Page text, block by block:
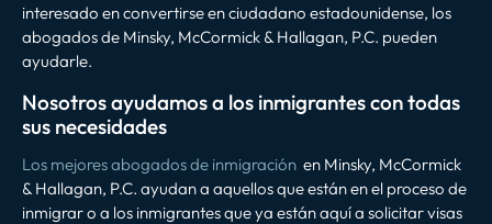
interesado en convertirse en ciudadano estadounidense, los
abogados de Minsky, McCormick & Hallagan, P.C. pueden
ayudarle.
Nosotros ayudamos a los inmigrantes con todas
sus necesidades
Los mejores abogados de inmigración en Minsky, McCormick
& Hallagan, P.C. ayudan a aquellos que están en el proceso de
inmigrar o a los inmigrantes que ya están aquí a solicitar visas